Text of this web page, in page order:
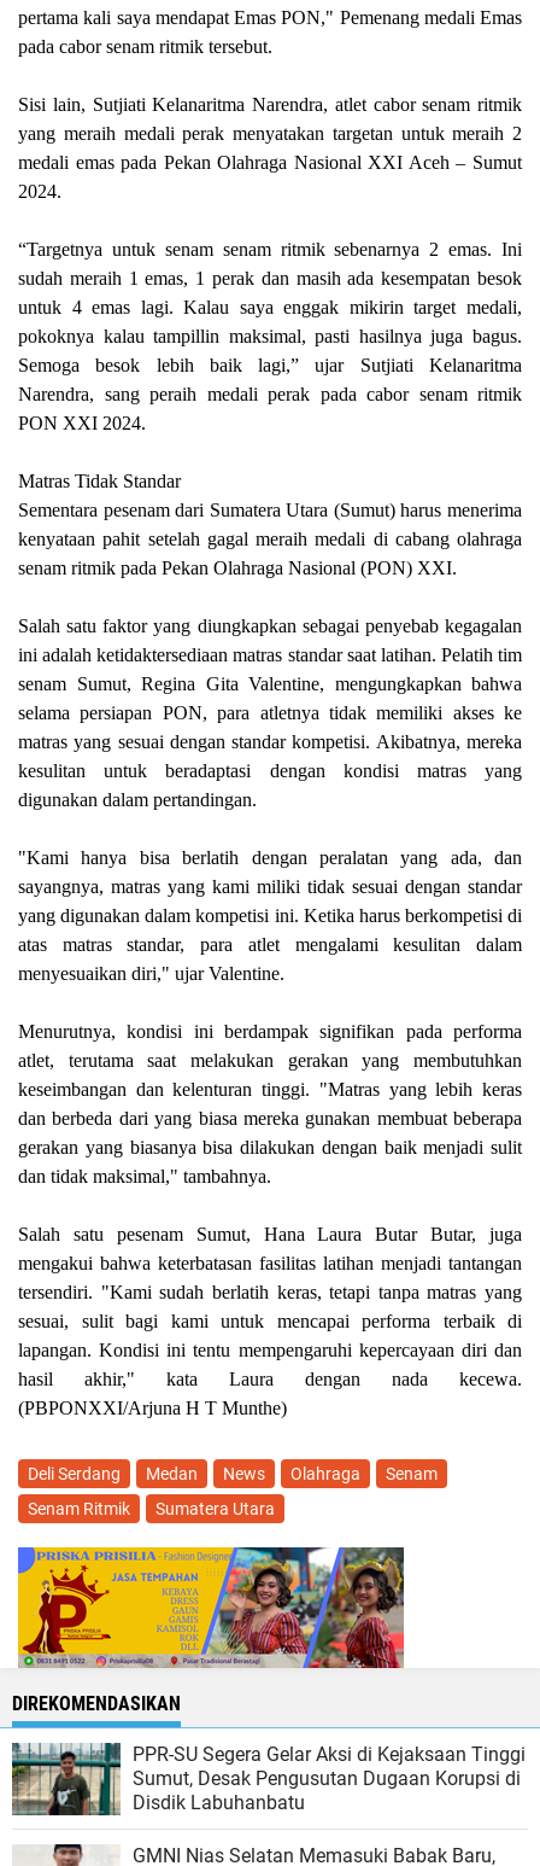
pertama kali saya mendapat Emas PON," Pemenang medali Emas
pada cabor senam ritmik tersebut.
Sisi lain, Sutjiati Kelanaritma Narendra, atlet cabor senam ritmik
yang meraih medali perak menyatakan targetan untuk meraih 2
medali emas pada Pekan Olahraga Nasional XXI Aceh – Sumut
2024.
“Targetnya untuk senam senam ritmik sebenarnya 2 emas. Ini
sudah meraih 1 emas, 1 perak dan masih ada kesempatan besok
untuk 4 emas lagi. Kalau saya enggak mikirin target medali,
pokoknya kalau tampillin maksimal, pasti hasilnya juga bagus.
Semoga besok lebih baik lagi,” ujar Sutjiati Kelanaritma
Narendra, sang peraih medali perak pada cabor senam ritmik
PON XXI 2024.
Matras Tidak Standar
Sementara pesenam dari Sumatera Utara (Sumut) harus menerima
kenyataan pahit setelah gagal meraih medali di cabang olahraga
senam ritmik pada Pekan Olahraga Nasional (PON) XXI.
Salah satu faktor yang diungkapkan sebagai penyebab kegagalan
ini adalah ketidaktersediaan matras standar saat latihan. Pelatih tim
senam Sumut, Regina Gita Valentine, mengungkapkan bahwa
selama persiapan PON, para atletnya tidak memiliki akses ke
matras yang sesuai dengan standar kompetisi. Akibatnya, mereka
kesulitan untuk beradaptasi dengan kondisi matras yang
digunakan dalam pertandingan.
"Kami hanya bisa berlatih dengan peralatan yang ada, dan
sayangnya, matras yang kami miliki tidak sesuai dengan standar
yang digunakan dalam kompetisi ini. Ketika harus berkompetisi di
atas matras standar, para atlet mengalami kesulitan dalam
menyesuaikan diri," ujar Valentine.
Menurutnya, kondisi ini berdampak signifikan pada performa
atlet, terutama saat melakukan gerakan yang membutuhkan
keseimbangan dan kelenturan tinggi. "Matras yang lebih keras
dan berbeda dari yang biasa mereka gunakan membuat beberapa
gerakan yang biasanya bisa dilakukan dengan baik menjadi sulit
dan tidak maksimal," tambahnya.
Salah satu pesenam Sumut, Hana Laura Butar Butar, juga
mengakui bahwa keterbatasan fasilitas latihan menjadi tantangan
tersendiri. "Kami sudah berlatih keras, tetapi tanpa matras yang
sesuai, sulit bagi kami untuk mencapai performa terbaik di
lapangan. Kondisi ini tentu mempengaruhi kepercayaan diri dan
hasil akhir," kata Laura dengan nada kecewa.
(PBPONXXI/Arjuna H T Munthe)
Deli Serdang Medan News Olahraga
Senam
Senam Ritmik
Sumatera Utara
DIREKOMENDASIKAN
‎PPR-SU Segera Gelar Aksi di Kejaksaan Tinggi
Sumut, Desak Pengusutan Dugaan Korupsi di
Disdik Labuhanbatu
GMNI Nias Selatan Memasuki Babak Baru,